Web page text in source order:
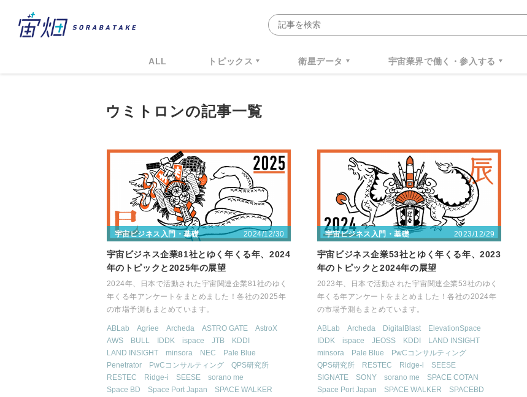
ALL トピックス 衛星データ 宇宙業界で働く・参入する
ウミトロンの記事一覧
宇宙ビジネス入門・基礎 2024/12/30
宇宙ビジネス企業81社とゆく年くる年、2024
年のトピックと2025年の展望
2024年、日本で活動された宇宙関連企業81社のゆく
年くる年アンケートをまとめました！各社の2025年
の市場予測もまとめています。
ABLab Agriee Archeda ASTRO GATE
AstroX
AWS
BULL IDDK ispace JTB
KDDI
LAND INSIGHT
minsora NEC
Pale Blue
Penetrator
PwCコンサルティング
QPS研究所
RESTEC
Ridge-i SEESE
sorano me
Space BD
Space Port Japan
SPACE WALKER
宇宙ビジネス入門・基礎 2023/12/29
宇宙ビジネス企業53社とゆく年くる年、2023
年のトピックと2024年の展望
2023年、日本で活動された宇宙関連企業53社のゆく
年くる年アンケートをまとめました！各社の2024年
の市場予測もまとめています。
ABLab Archeda DigitalBlast
ElevationSpace
IDDK
ispace JEOSS KDDI
LAND INSIGHT
minsora
Pale Blue
PwCコンサルティング
QPS研究所
RESTEC Ridge-i
SEESE
SIGNATE
SONY sorano me
SPACE COTAN
Space Port Japan
SPACE WALKER
SPACEBD